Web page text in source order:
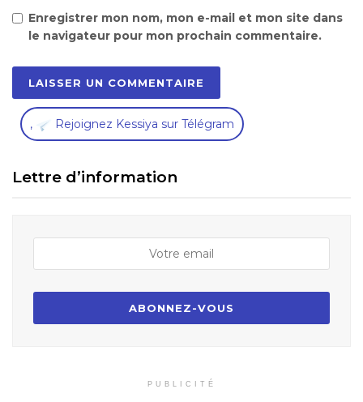
Enregistrer mon nom, mon e-mail et mon site dans
le navigateur pour mon prochain commentaire.
, Rejoignez Kessiya sur Télégram
Lettre d’information
PUBLICITÉ